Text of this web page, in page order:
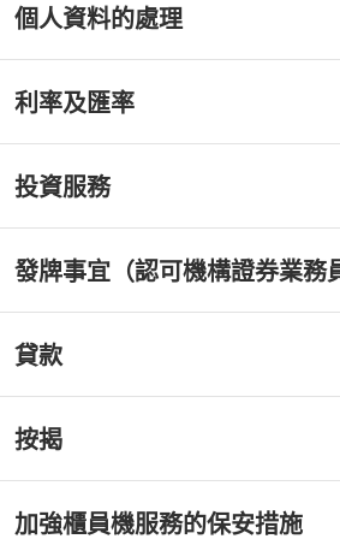
個人資料的處理
利率及匯率
投資服務
發牌事宜（認可機構證券業務
貸款
按揭
加強櫃員機服務的保安措施